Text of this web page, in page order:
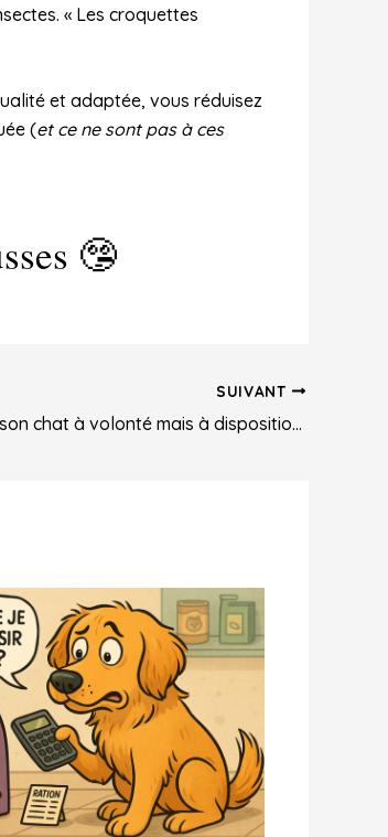
« Les croquettes
et adaptée, vous réduisez
(et ce ne sont pas à ces
🤥
SUIVANT
Comment ne pas nourrir son chat à volonté mais à disposition 🐱